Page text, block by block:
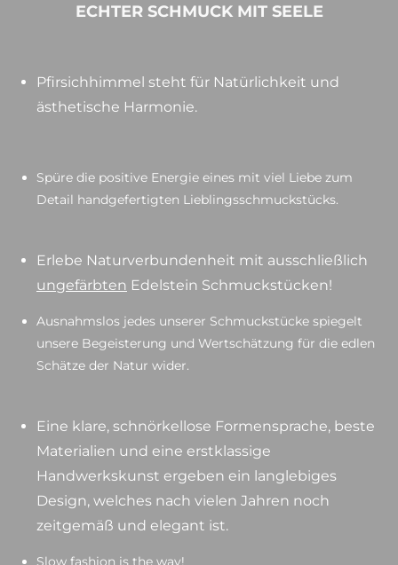
ECHTER SCHMUCK MIT SEELE
Pfirsichhimmel steht für Natürlichkeit und
ästhetische Harmonie.
Spüre die positive Energie eines mit viel Liebe zum
Detail handgefertigten Lieblingsschmuckstücks.
Erlebe Naturverbundenheit mit ausschließlich
ungefärbten Edelstein Schmuckstücken!
Ausnahmslos jedes unserer Schmuckstücke spiegelt
unsere Begeisterung und Wertschätzung für die edlen
Schätze der Natur wider.
Eine klare, schnörkellose Formensprache, beste
Materialien und eine erstklassige
Handwerkskunst ergeben ein langlebiges
Design, welches nach vielen Jahren noch
zeitgemäß und elegant ist.
Slow fashion is the way!